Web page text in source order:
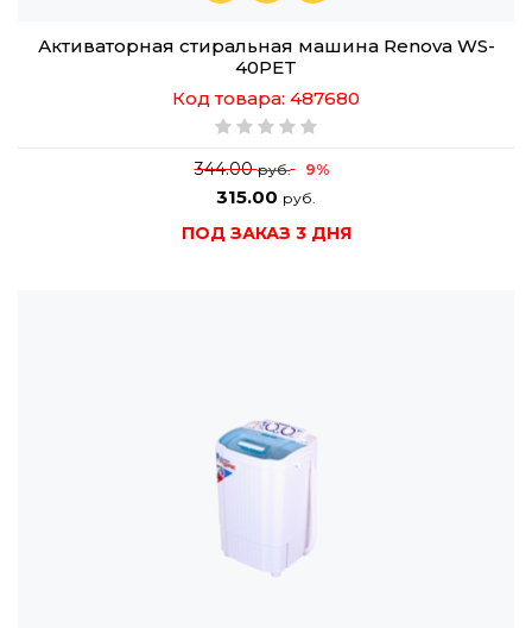
Активаторная стиральная машина Renova WS-
40PET
Код товара: 487680
344.00руб. 9%
315.00 руб.
ПОД ЗАКАЗ 3 ДНЯ